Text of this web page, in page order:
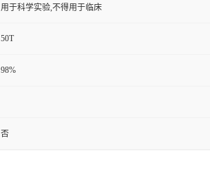
用于科学实验,不得用于临床
50T
98%
否